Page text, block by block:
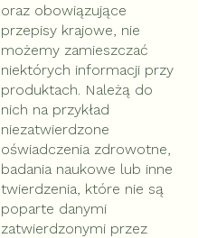
oraz obowiązujące
przepisy krajowe, nie
możemy zamieszczać
niektórych informacji przy
produktach. Należą do
nich na przykład
niezatwierdzone
oświadczenia zdrowotne,
badania naukowe lub inne
twierdzenia, które nie są
poparte danymi
zatwierdzonymi przez